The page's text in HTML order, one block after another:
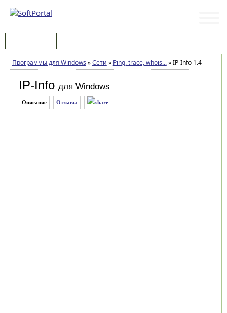
Программы для Windows »Сети » Ping, trace, whois...»IP-Info 1.4
IP-Info для Windows
Описание Отзывы